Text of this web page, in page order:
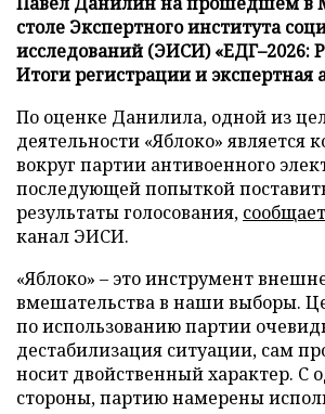
столе Экспертного института
исследований (ЭИСИ) «ЕДГ–2026:
Итоги регистрации и экспертная
По оценке Данилила, одной из
деятельности «Яблоко» является
вокруг партии антивоенного
последующей попыткой
результаты голосования, сообщает
канал ЭИСИ.
«Яблоко» – это инструмент
вмешательства в наши выборы.
по использованию партии
дестабилизация ситуации, сам
носит двойственный характер. С
стороны, партию намерены